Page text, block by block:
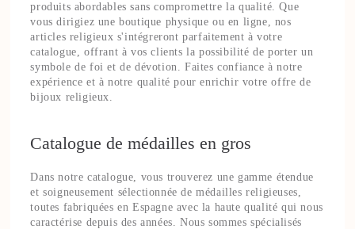
produits abordables sans compromettre la qualité. Que
vous dirigiez une boutique physique ou en ligne, nos
articles religieux s'intégreront parfaitement à votre
catalogue, offrant à vos clients la possibilité de porter un
symbole de foi et de dévotion. Faites confiance à notre
expérience et à notre qualité pour enrichir votre offre de
bijoux religieux.
Catalogue de médailles en gros
Dans notre catalogue, vous trouverez une gamme étendue
et soigneusement sélectionnée de médailles religieuses,
toutes fabriquées en Espagne avec la haute qualité qui nous
caractérise depuis des années. Nous sommes spécialisés